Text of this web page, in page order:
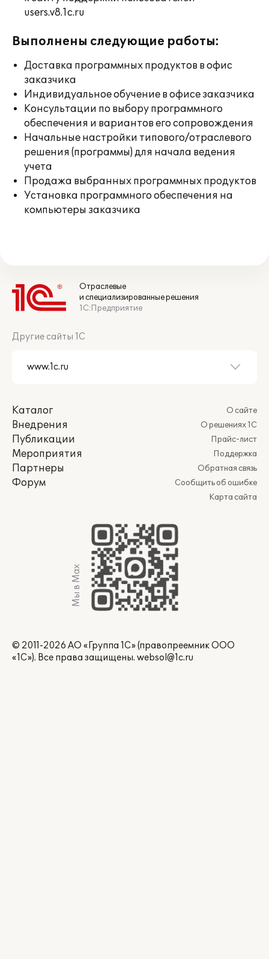
users.v8.1c.ru
Выполнены следующие работы:
Доставка программных продуктов в офис
заказчика
Индивидуальное обучение в офисе заказчика
Консультации по выбору программного
обеспечения и вариантов его сопровождения
Начальные настройки типового/отраслевого
решения (программы) для начала ведения
учета
Продажа выбранных программных продуктов
Установка программного обеспечения на
компьютеры заказчика
Отраслевые
и специализированные решения
1С:Предприятие
Другие сайты 1С
Каталог
Внедрения
Публикации
Мероприятия
Партнеры
Форум
О сайте
О решениях 1С
Прайс-лист
Поддержка
Обратная связь
Сообщить об ошибке
Карта сайта
Мы в Max
© 2011-2026 АО «Группа 1С» (правопреемник ООО
«1С»). Все права защищены. websol@1c.ru